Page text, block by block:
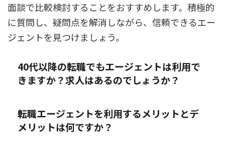
面談で比較検討することをおすすめします。積極的
に質問し、疑問点を解消しながら、信頼できるエー
ジェントを見つけましょう。
40代以降の転職でもエージェントは利用で
きますか？求人はあるのでしょうか？
転職エージェントを利用するメリットとデ
メリットは何ですか？